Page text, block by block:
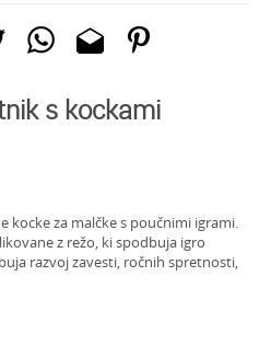
s kockami
kocke za malčke s poučnimi igrami.
z režo, ki spodbuja igro
razvoj zavesti, ročnih spretnosti,